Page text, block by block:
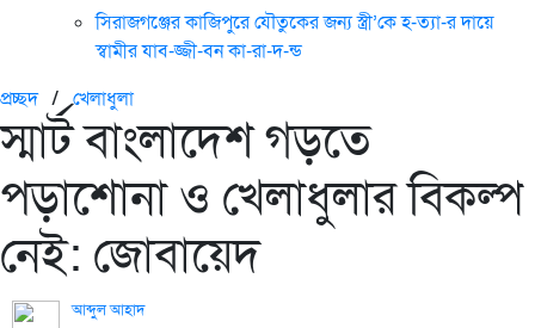
সিরাজগঞ্জের কাজিপুরে যৌতুকের জন্য স্ত্রী’কে হ-ত্যা-র দায়ে
স্বামীর যাব-জ্জী-বন কা-রা-দ-ন্ড
প্রচ্ছদ/খেলাধুলা
স্মার্ট বাংলাদেশ গড়তে
পড়াশোনা ও খেলাধুলার বিকল্প
নেই: জোবায়েদ
আব্দুল আহাদ